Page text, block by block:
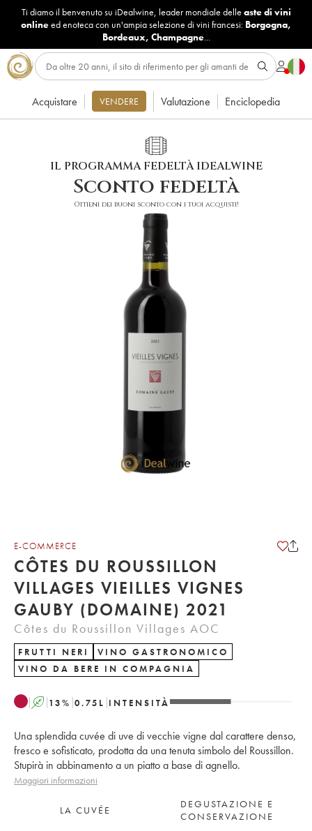
Ti diamo il benvenuto su iDealwine, leader mondiale delle aste di vini
onlineed enoteca con un'ampia selezione di vini francesi: Borgogna,
Bordeaux, Champagne...
Acquistare VENDERE Valutazione Enciclopedia
IL PROGRAMMA FEDELTÀ IDEALWINE
Sconto fedeltà
Ottieni dei buoni sconto con i tuoi acquisti!
E-COMMERCE
CÔTES DU ROUSSILLON
VILLAGES VIEILLES VIGNES
GAUBY (DOMAINE) 2021
Côtes du Roussillon Villages AOC
FRUTTI NERI
VINO GASTRONOMICO
VINO DA BERE IN COMPAGNIA
A 13% 0.75 L INTENSITÀ
Una splendida cuvée di uve di vecchie vigne dal carattere denso,
fresco e sofisticato, prodotta da una tenuta simbolo del Roussillon.
Stupirà in abbinamento a un piatto a base di agnello.
Maggiori informazioni
LA CUVÉE
DEGUSTAZIONE E
CONSERVAZIONE